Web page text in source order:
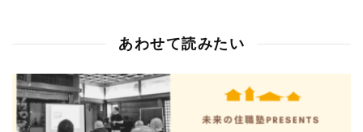
あわせて読みたい